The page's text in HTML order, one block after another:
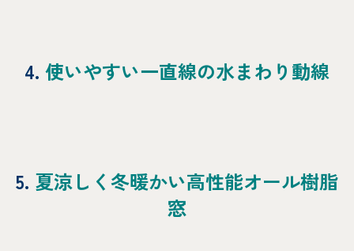
4. 使いやすい一直線の水まわり動線
5. 夏涼しく冬暖かい高性能オール樹脂
窓